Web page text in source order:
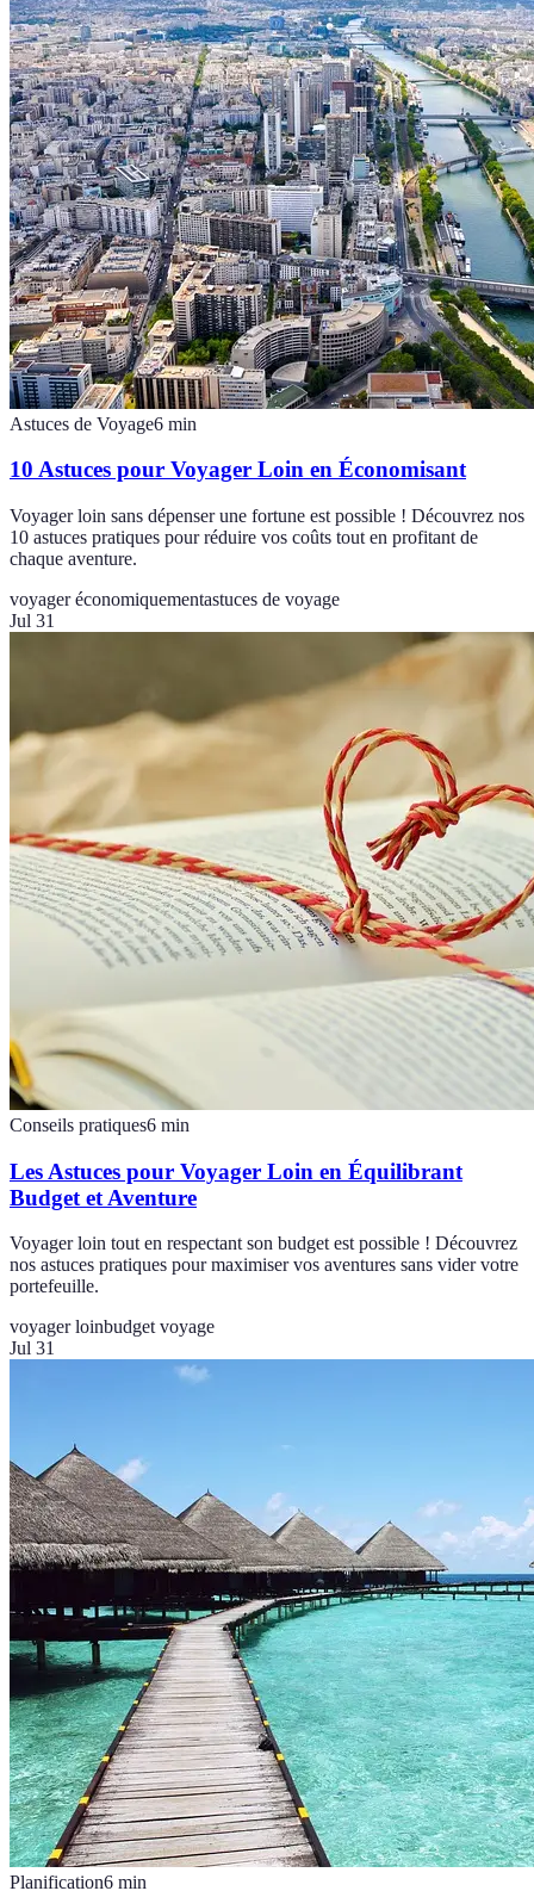
Astuces de Voyage6 min
10 Astuces pour Voyager Loin en Économisant
Voyager loin sans dépenser une fortune est possible ! Découvrez nos
10 astuces pratiques pour réduire vos coûts tout en profitant de
chaque aventure.
voyager économiquementastuces de voyage
Jul 31
Conseils pratiques6 min
Les Astuces pour Voyager Loin en Équilibrant
Budget et Aventure
Voyager loin tout en respectant son budget est possible ! Découvrez
nos astuces pratiques pour maximiser vos aventures sans vider votre
portefeuille.
voyager loinbudget voyage
Jul 31
Planification6 min